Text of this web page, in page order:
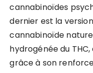
cannabinoïdes
dernier est la
cannabinoïde
hydrogénée du
grâce à son